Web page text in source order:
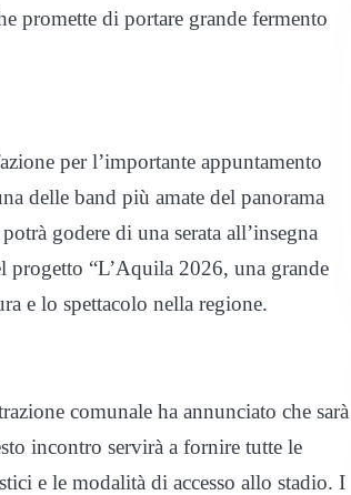
promette di portare grande fermento
per l’importante appuntamento
delle band più amate del panorama
godere di una serata all’insegna
progetto “L’Aquila 2026, una grande
e lo spettacolo nella regione.
comunale ha annunciato che sarà
incontro servirà a fornire tutte le
e le modalità di accesso allo stadio. I